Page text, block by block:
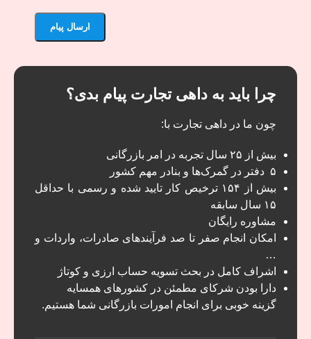
چرا باید به داهی تجارت پیام بدی؟
چون ما در داهی تجارت با:
بیش از ۲۵ سال تجربه در امر بازرگانی
۵ دفتر در گمرک‌ها و بنادر مهم کشور
بیش از ۱۵۴ ترخیص کار تایید شده و رسمی با حداقل
۱۵ سال سابقه
مشاوره رایگان
امکان انجام صفر تا صد فرآیند‌های صادرات، واردات و
…
اشراف کامل در بحث تسویه حساب ارزی و کوتاژ
دارا بودن شرکای مطمئن در کشور‌های همسایه
گزینه خوبی برای انجام امورات بازرگانی شما هستیم.